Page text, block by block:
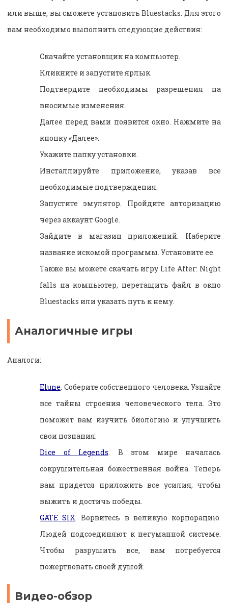
или выше, вы сможете установить Bluestacks. Для этого
вам необходимо выполнить следующие действия:
Скачайте установщик на компьютер.
Кликните и запустите ярлык.
Подтвердите необходимы разрешения на
вносимые изменения.
Далее перед вами появится окно. Нажмите на
кнопку «Далее».
Укажите папку установки.
Инсталлируйте приложение, указав все
необходимые подтверждения.
Запустите эмулятор. Пройдите авторизацию
через аккаунт Google.
Зайдите в магазин приложений. Наберите
название искомой программы. Установите ее.
Также вы можете скачать игру Life After: Night
falls на компьютер, перетащить файл в окно
Bluestacks или указать путь к нему.
Аналогичные игры
Аналоги:
Elune. Соберите собственного человека. Узнайте
все тайны строения человеческого тела. Это
поможет вам изучить биологию и улучшить
свои познания.
Dice of Legends. В этом мире началась
сокрушительная божественная война. Теперь
вам придется приложить все усилия, чтобы
выжить и достичь победы.
GATE SIX. Ворвитесь в великую корпорацию.
Людей подсоединяют к негуманной системе.
Чтобы разрушить все, вам потребуется
пожертвовать своей душой.
Видео-обзор